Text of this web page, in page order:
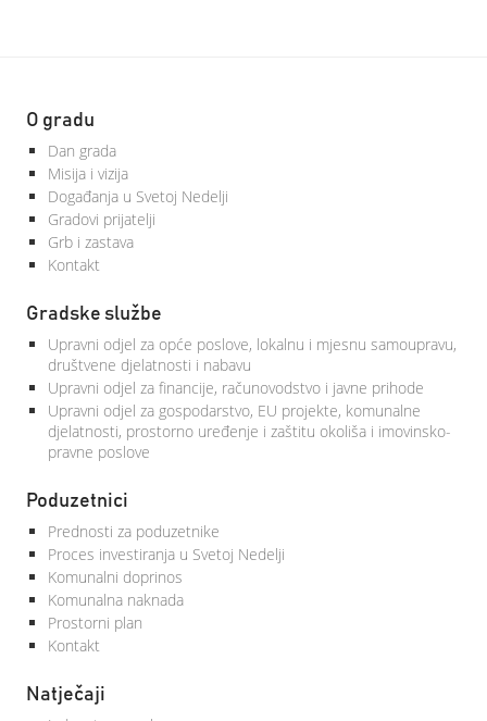
O gradu
Dan grada
Misija i vizija
Događanja u Svetoj Nedelji
Gradovi prijatelji
Grb i zastava
Kontakt
Gradske službe
Upravni odjel za opće poslove, lokalnu i mjesnu samoupravu,
društvene djelatnosti i nabavu
Upravni odjel za financije, računovodstvo i javne prihode
Upravni odjel za gospodarstvo, EU projekte, komunalne
djelatnosti, prostorno uređenje i zaštitu okoliša i imovinsko-
pravne poslove
Poduzetnici
Prednosti za poduzetnike
Proces investiranja u Svetoj Nedelji
Komunalni doprinos
Komunalna naknada
Prostorni plan
Kontakt
Natječaji